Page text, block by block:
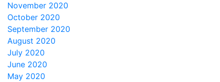
November 2020
October 2020
September 2020
August 2020
July 2020
June 2020
May 2020